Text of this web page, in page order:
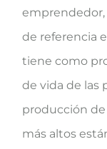
emprendedor,
de referencia
tiene como
de vida de las
producción de
más altos